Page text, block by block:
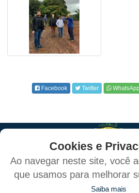
Facebook Twitter WhatsApp
Política de Privacidade e
Cookies e
Ao navegar neste site, você
que usamos para melhorar
Saiba mais